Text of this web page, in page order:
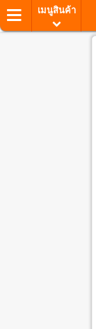
เมนูสินค้า